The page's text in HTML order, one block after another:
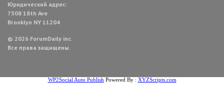
Юридический адрес:
7308 18th Ave
Brooklyn NY 11204
© 2026 ForumDaily inc.
Все права защищены.
WP2Social Auto Publish Powered By : XYZScripts.com